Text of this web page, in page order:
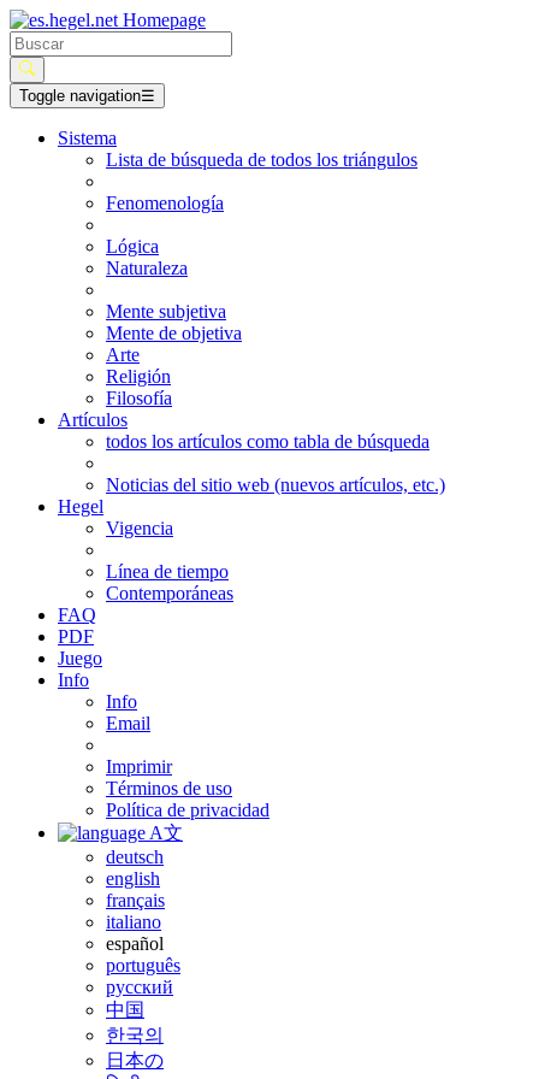
Toggle navigation☰
Sistema
Lista de búsqueda de todos los triángulos
Fenomenología
Lógica
Naturaleza
Mente subjetiva
Mente de objetiva
Arte
Religión
Filosofía
Artículos
todos los artículos como tabla de búsqueda
Noticias del sitio web (nuevos artículos, etc.)
Hegel
Vigencia
Línea de tiempo
Contemporáneas
FAQ
PDF
Juego
Info
Info
Email
Imprimir
Términos de uso
Política de privacidad
A文
deutsch
english
français
italiano
español
português
русский
中国
한국의
日本の